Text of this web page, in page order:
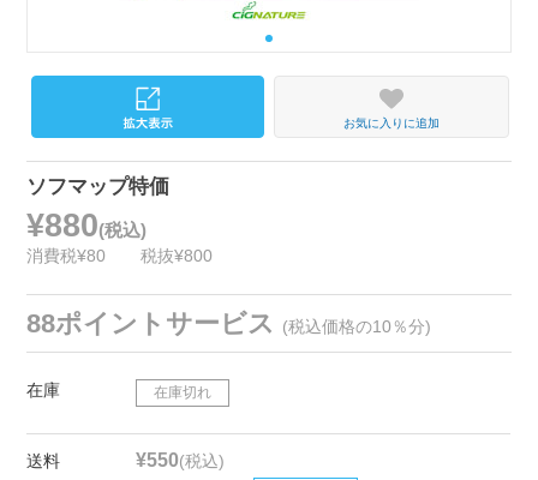
お気に入りに追加
ソフマップ特価
¥880(税込)
消費税¥80 税抜¥800
88ポイントサービス (税込価格の10％分)
在庫 在庫切れ
送料 ¥550(税込)